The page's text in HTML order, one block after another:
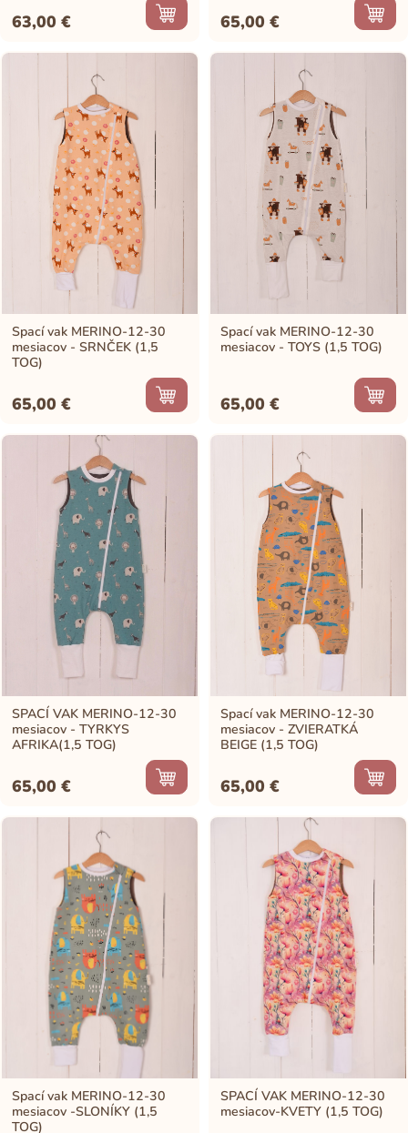
63,00€ 65,00€
Spací vak MERINO-12-30
mesiacov - SRNČEK (1,5
TOG)
65,00€
Spací vak MERINO-12-30
mesiacov - TOYS (1,5 TOG)
65,00€
SPACÍ VAK MERINO-12-30
mesiacov - TYRKYS
AFRIKA(1,5 TOG)
65,00€
Spací vak MERINO-12-30
mesiacov - ZVIERATKÁ
BEIGE (1,5 TOG)
65,00€
Spací vak MERINO-12-30
mesiacov -SLONÍKY (1,5
TOG)
SPACÍ VAK MERINO-12-30
mesiacov-KVETY (1,5 TOG)